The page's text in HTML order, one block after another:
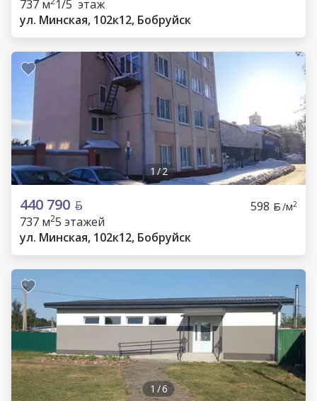
737 м 1/5 этаж
ул. Минская, 102к12, Бобруйск
1 /2
440 790 598 /м2
737 м25 этажей
ул. Минская, 102к12, Бобруйск
1 /6